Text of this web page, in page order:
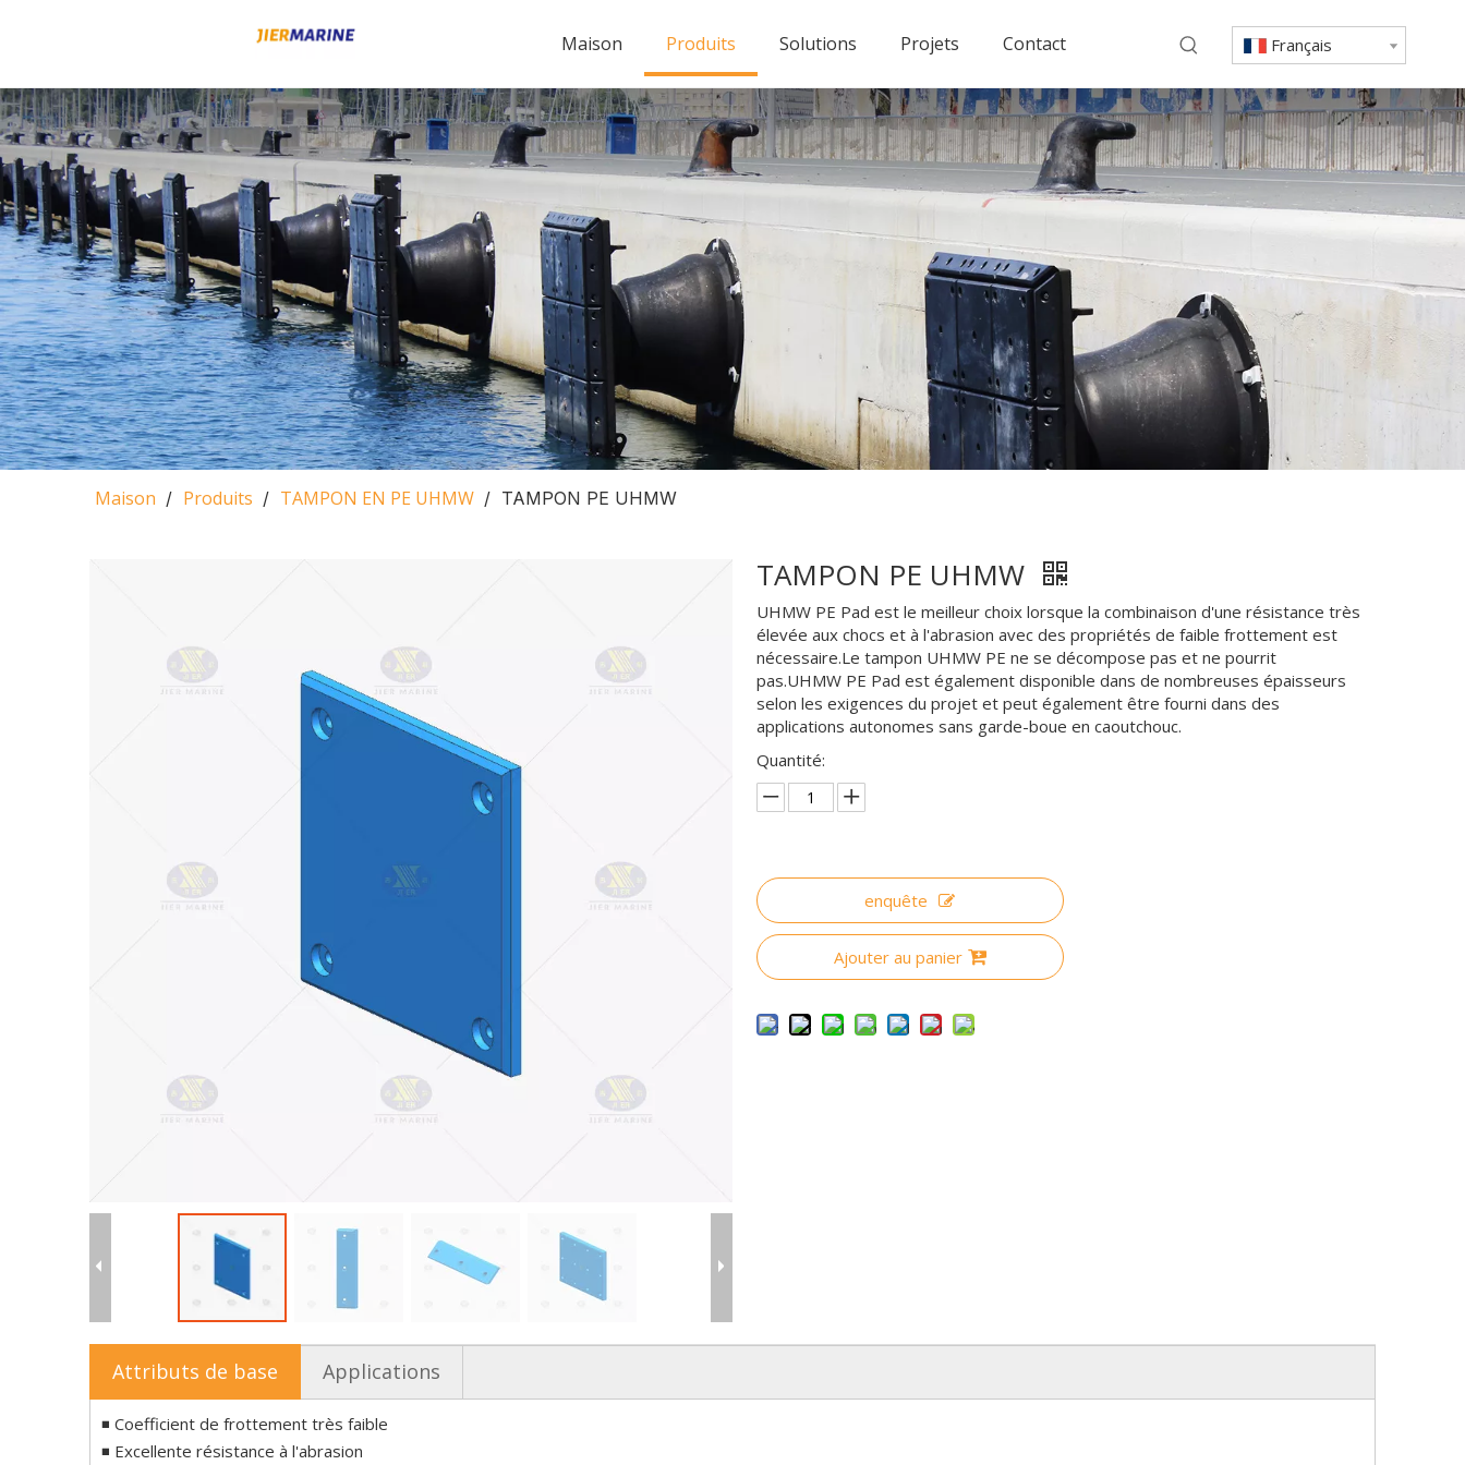
Maison Produits Solutions Projets Contact Français
Maison / Produits / TAMPON EN PE UHMW / TAMPON PE UHMW
TAMPON PE UHMW
UHMW PE Pad est le meilleur choix lorsque la combinaison d'une résistance très
élevée aux chocs et à l'abrasion avec des propriétés de faible frottement est
nécessaire.Le tampon UHMW PE ne se décompose pas et ne pourrit
pas.UHMW PE Pad est également disponible dans de nombreuses épaisseurs
selon les exigences du projet et peut également être fourni dans des
applications autonomes sans garde-boue en caoutchouc.
Quantité:
enquête
Ajouter au panier
Attributs de base Applications
◾ Coefficient de frottement très faible
◾ Excellente résistance à l'abrasion